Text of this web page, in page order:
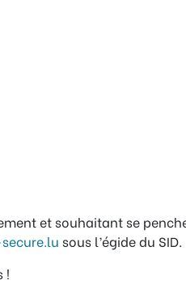
et souhaitant se
sous l’égide du SID.
!